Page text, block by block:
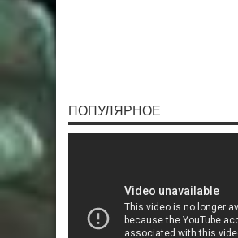
ПОПУЛЯРНОЕ